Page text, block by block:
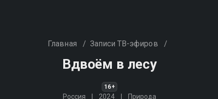
Главная / Записи ТВ-эфиров /
Вдвоём в лесу
16+
Россия 2024 Природа